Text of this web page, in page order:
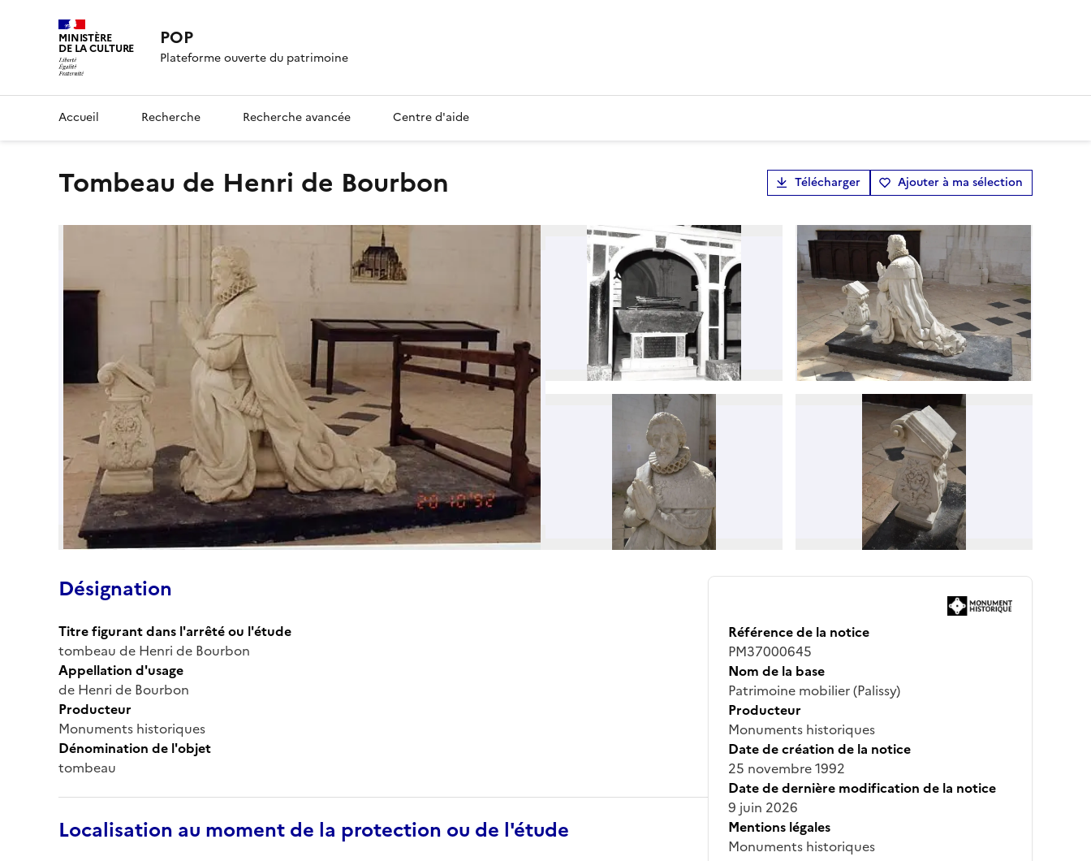
MINISTÈRE
DE LA CULTURE POP
Plateforme ouverte du patrimoine
Accueil Recherche Recherche avancée Centre d'aide
tombeau de Henri de Bourbon Télécharger Ajouter à ma sélection
Désignation
Titre figurant dans l'arrêté ou l'étude
tombeau de Henri de Bourbon
Appellation d'usage
de Henri de Bourbon
Producteur
Monuments historiques
Dénomination de l'objet
tombeau
Localisation au moment de la protection ou de l'étude
Référence de la notice
PM37000645
Nom de la base
Patrimoine mobilier (Palissy)
Producteur
Monuments historiques
Date de création de la notice
25 novembre 1992
Date de dernière modification de la notice
9 juin 2026
Mentions légales
Monuments historiques